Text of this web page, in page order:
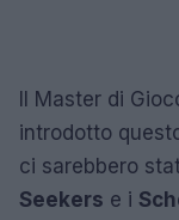
Il Master di
introdotto
ci sarebbero
Seekers e i